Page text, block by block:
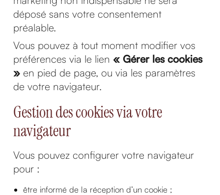
déposé sans votre consentement
préalable.
Vous pouvez à tout moment modifier vos
préférences via le lien « Gérer les cookies
»en pied de page, ou via les paramètres
de votre navigateur.
Gestion des cookies via votre
navigateur
Vous pouvez configurer votre navigateur
pour :
être informé de la réception d’un cookie ;